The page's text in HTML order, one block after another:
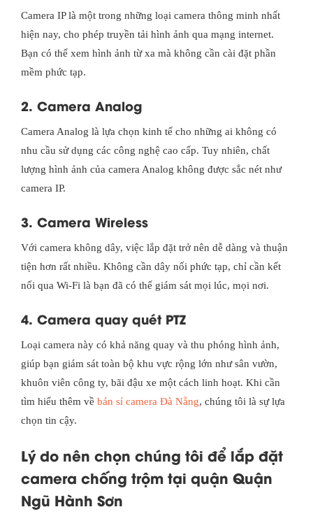
Camera IP là một trong những loại camera thông minh nhất
hiện nay, cho phép truyền tải hình ảnh qua mạng internet.
Bạn có thể xem hình ảnh từ xa mà không cần cài đặt phần
mềm phức tạp.
2. Camera Analog
Camera Analog là lựa chọn kinh tế cho những ai không có
nhu cầu sử dụng các công nghệ cao cấp. Tuy nhiên, chất
lượng hình ảnh của camera Analog không được sắc nét như
camera IP.
3. Camera Wireless
Với camera không dây, việc lắp đặt trở nên dễ dàng và thuận
tiện hơn rất nhiều. Không cần dây nối phức tạp, chỉ cần kết
nối qua Wi-Fi là bạn đã có thể giám sát mọi lúc, mọi nơi.
4. Camera quay quét PTZ
Loại camera này có khả năng quay và thu phóng hình ảnh,
giúp bạn giám sát toàn bộ khu vực rộng lớn như sân vườn,
khuôn viên công ty, bãi đậu xe một cách linh hoạt. Khi cần
tìm hiểu thêm về bán sỉ camera Đà Nẵng, chúng tôi là sự lựa
chọn tin cậy.
Lý do nên chọn chúng tôi để lắp đặt
camera chống trộm tại quận Quận
Ngũ Hành Sơn